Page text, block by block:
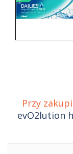
Przy
evO2lution